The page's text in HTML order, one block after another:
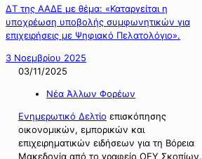
ΔΤ της ΑΑΔΕ με θέμα: «Καταργείται η
υποχρέωση υποβολής συμφωνητικών για
επιχειρήσεις με Ψηφιακό Πελατολόγιο».
3 Νοεμβρίου 2025
03/11/2025
Νέα Άλλων Φορέων
Ενημερωτικό Δελτίο επισκόπησης
οικονομικών, εμπορικών και
επιχειρηματικών ειδήσεων για τη Βόρεια
Μακεδονία από το γραφείο ΟΕΥ Σκοπίων.